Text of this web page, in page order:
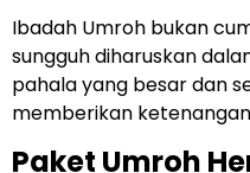
Ibadah Umroh bukan
sungguh diharuskan
pahala yang besar dan
memberikan
Paket Umroh